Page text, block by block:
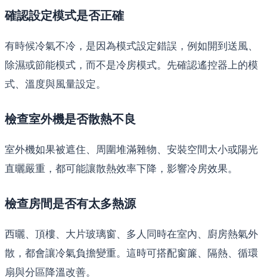
確認設定模式是否正確
有時候冷氣不冷，是因為模式設定錯誤，例如開到送風、
除濕或節能模式，而不是冷房模式。先確認遙控器上的模
式、溫度與風量設定。
檢查室外機是否散熱不良
室外機如果被遮住、周圍堆滿雜物、安裝空間太小或陽光
直曬嚴重，都可能讓散熱效率下降，影響冷房效果。
檢查房間是否有太多熱源
西曬、頂樓、大片玻璃窗、多人同時在室內、廚房熱氣外
散，都會讓冷氣負擔變重。這時可搭配窗簾、隔熱、循環
扇與分區降溫改善。